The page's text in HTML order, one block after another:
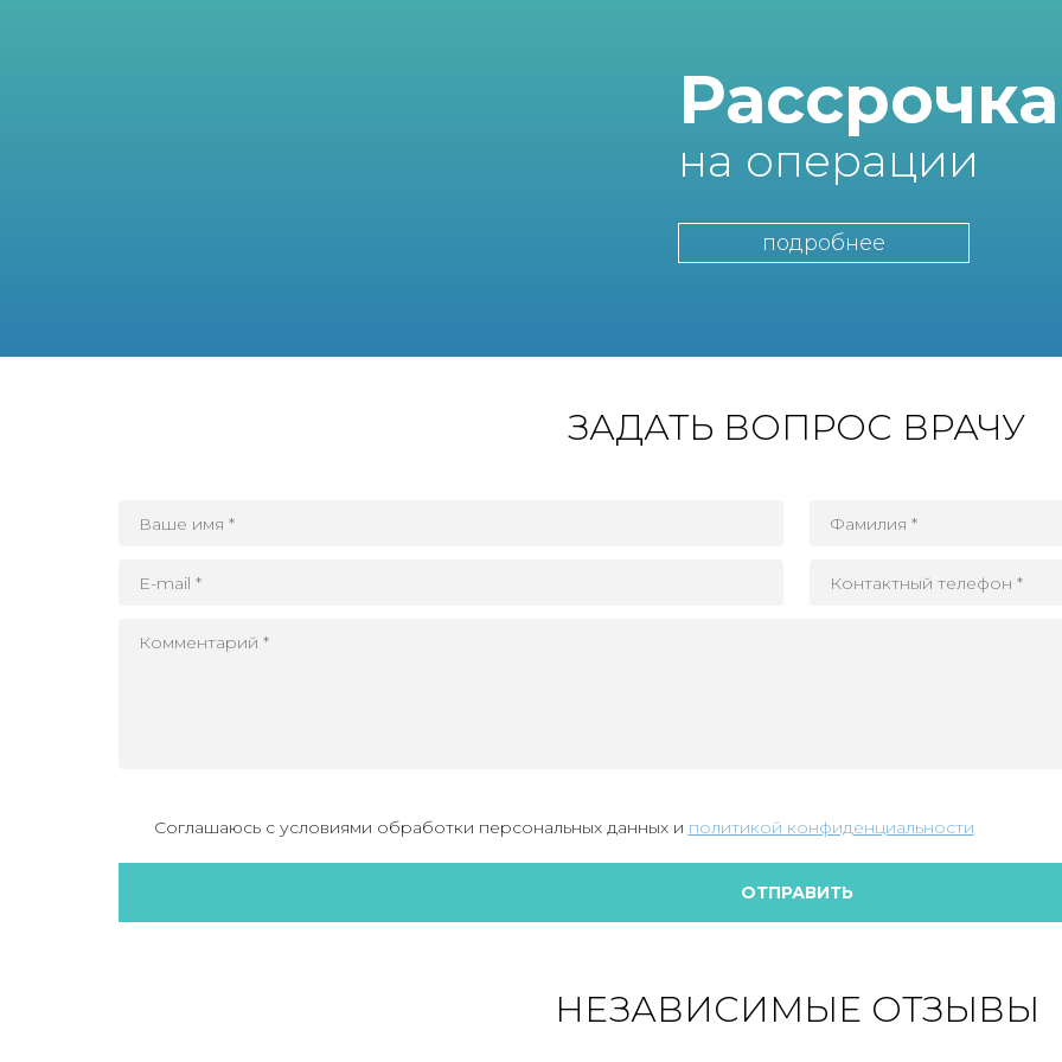
на операции
подробнее
ЗАДАТЬ ВОПРОС ВРАЧУ
Соглашаюсь с условиями обработки персональных данных и политикой конфиденциальности
ОТПРАВИТЬ
НЕЗАВИСИМЫЕ ОТЗЫВЫ